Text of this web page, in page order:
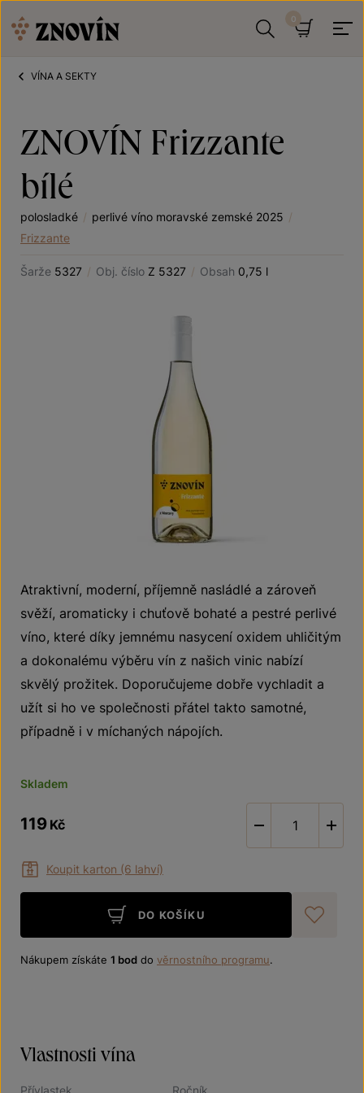
VÍNA A SEKTY
ZNOVÍN Frizzante
bílé
polosladké / perlivé víno moravské zemské 2025 /
Frizzante
Šarže 5327 / Obj. číslo Z 5327 / Obsah 0,75 l
Atraktivní, moderní, příjemně nasládlé a zároveň
svěží, aromaticky i chuťově bohaté a pestré perlivé
víno, které díky jemnému nasycení oxidem uhličitým
a dokonalému výběru vín z našich vinic nabízí
skvělý prožitek. Doporučujeme dobře vychladit a
užít si ho ve společnosti přátel takto samotné,
případně i v míchaných nápojích.
Skladem
119 Kč
Koupit karton (6 lahví)
-
DO KOŠÍKU
Nákupem získáte 1 bod do věrnostního programu.
Vlastnosti vína
Přívlastek
Ročník